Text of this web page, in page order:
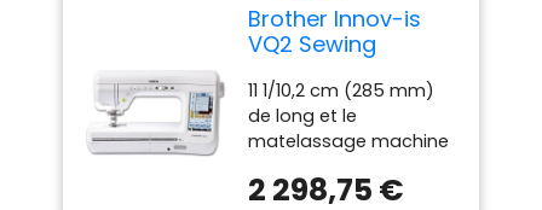
Brother Innov-is
VQ2 Sewing
11 1/10,2 cm (285 mm)
de long et le
matelassage machine
écran tactile LCD
2 298,75 €